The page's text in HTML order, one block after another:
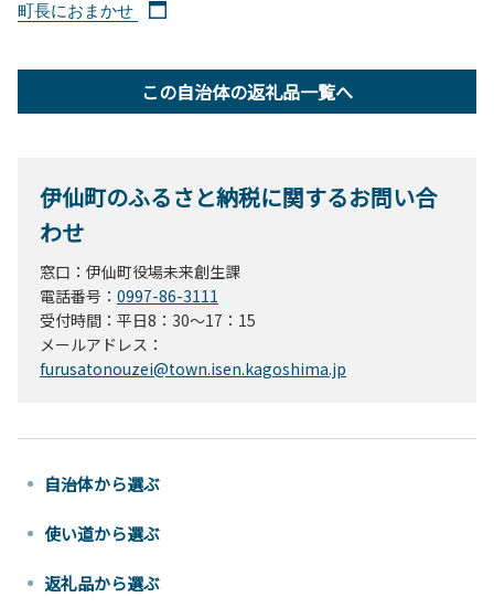
町長におまかせ
この自治体の返礼品一覧へ
伊仙町のふるさと納税に関するお問い合
わせ
窓口：伊仙町役場未来創生課
電話番号： 0997-86-3111
受付時間：平日8：30～17：15
メールアドレス：
furusatonouzei@town.isen.kagoshima.jp
自治体から選ぶ
使い道から選ぶ
返礼品から選ぶ